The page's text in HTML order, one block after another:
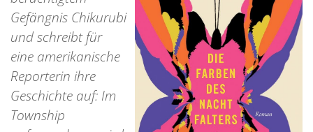
Gefängnis Chikurubi
und schreibt für
eine amerikanische
Reporterin ihre
Geschichte auf: Im
Township